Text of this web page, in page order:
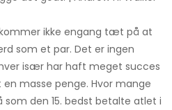
ikke engang tæt på at
som et par. Det er ingen
især har haft meget succes
masse penge. Hvor mange
som den 15. bedst betalte atlet i